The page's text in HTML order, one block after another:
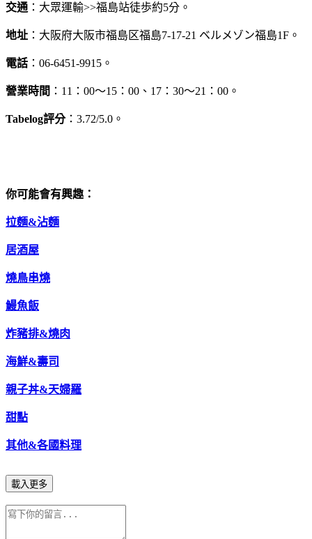
交通 ：大眾運輸>>福島站徒歩約5分。
地址 ：大阪府大阪市福島区福島7-17-21 ベルメゾン福島1F。
電話 ：06-6451-9915。
營業時間 ：11：00～15：00、17：30～21：00。
Tabelog評分：3.72/5.0。
你可能會有興趣：
拉麵&沾麵
居酒屋
燒鳥串燒
鰻魚飯
炸豬排&燒肉
海鮮&壽司
親子丼&天婦羅
甜點
其他&各國料理
載入更多